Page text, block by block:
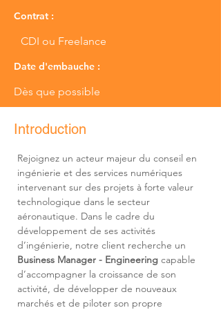
Contrat :
CDI ou Freelance
Date d'embauche :
Dès que possible
Introduction
Rejoignez un acteur majeur du conseil en
ingénierie et des services numériques
intervenant sur des projets à forte valeur
technologique dans le secteur
aéronautique. Dans le cadre du
développement de ses activités
d’ingénierie, notre client recherche un
Business Manager - Engineering capable
d’accompagner la croissance de son
activité, de développer de nouveaux
marchés et de piloter son propre